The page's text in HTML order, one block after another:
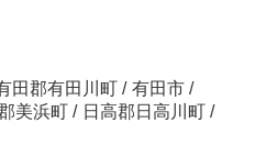
田郡有田川町 / 有田市 /
美浜町 / 日高郡日高川町 /